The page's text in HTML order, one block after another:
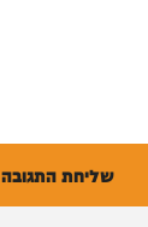
שליחת התגובה